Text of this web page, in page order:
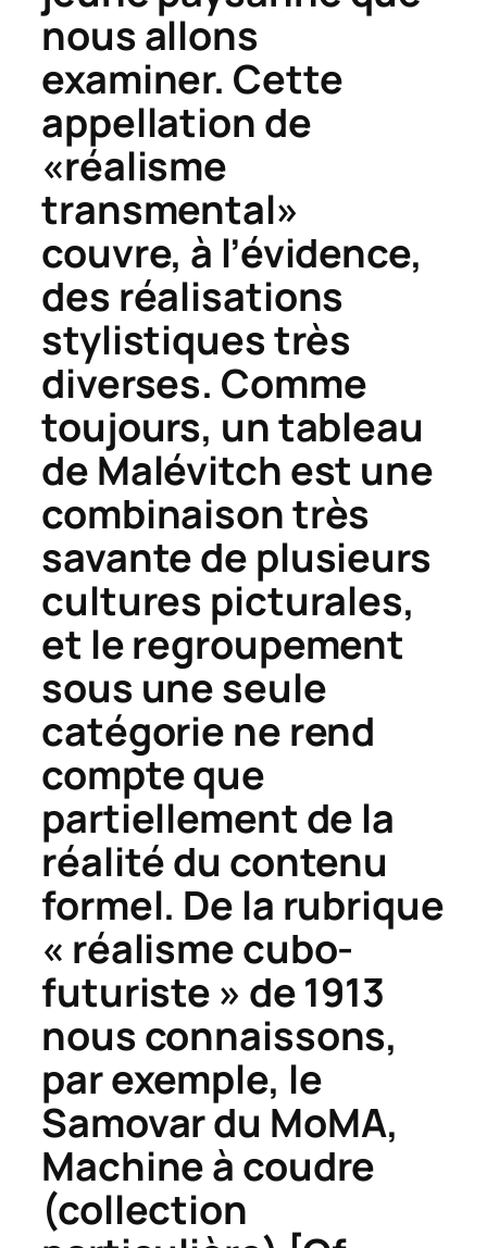
nous allons
examiner. Cette
appellation de
«réalisme
transmental»
couvre, à l’évidence,
des réalisations
stylistiques très
diverses. Comme
toujours, un tableau
de Malévitch est une
combinaison très
savante de plusieurs
cultures picturales,
et le regroupement
sous une seule
catégorie ne rend
compte que
partiellement de la
réalité du contenu
formel. De la rubrique
« réalisme cubo-
futuriste » de 1913
nous connaissons,
par exemple, le
Samovardu MoMA,
Machine à coudre
(collection